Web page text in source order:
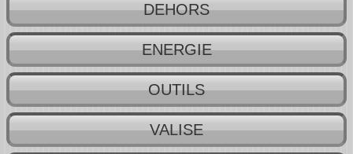
DEHORS
ENERGIE
OUTILS
VALISE